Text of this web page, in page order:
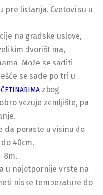
pre listanja. Cvetovi su u
na gradske uslove,
dvorištima,
Može se saditi
se sade po tri u
ČETINARIMA zbog
vezuje zemljište, pa
da poraste u visinu do
40cm.
8m.
u najotpornije vrste na
niske temperature do